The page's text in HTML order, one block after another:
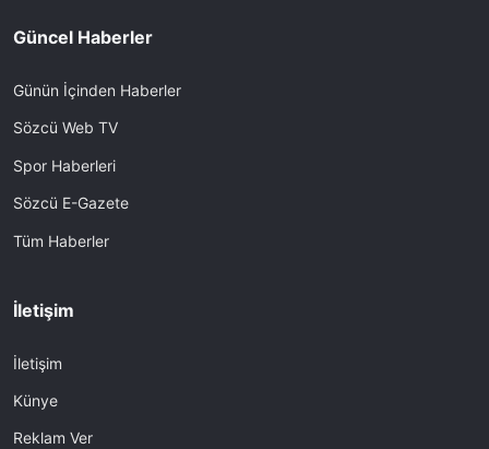
Güncel Haberler
Günün İçinden Haberler
Sözcü Web TV
Spor Haberleri
Sözcü E-Gazete
Tüm Haberler
İletişim
İletişim
Künye
Reklam Ver